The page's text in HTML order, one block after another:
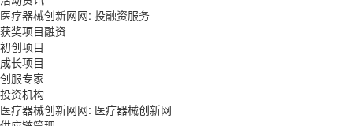
医疗器械创新网网: 投融资服务
获奖项目融资
初创项目
成长项目
创服专家
投资机构
医疗器械创新网网: 医疗器械创新网